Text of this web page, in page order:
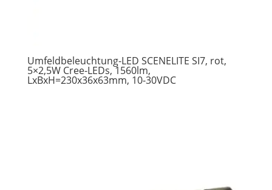
Umfeldbeleuchtung-LED SCENELITE SI7, rot,
5×2,5W Cree-LEDs, 1560lm,
LxBxH=230x36x63mm, 10-30VDC